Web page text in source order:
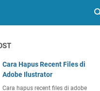
Cara Hapus Recent Files di
Adobe Ilustrator
Cara hapus recent files di adobe